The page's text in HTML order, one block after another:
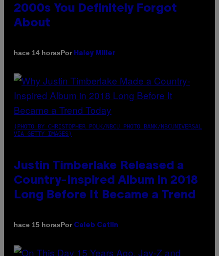
2000s You Definitely Forgot
About
hace 14 horasPor Haley Miller
(PHOTO BY CHRISTOPHER POLK/NBCU PHOTO BANK/NBCUNIVERSAL
VIA GETTY IMAGES)
Justin Timberlake Released a
Country-Inspired Album in 2018
Long Before It Became a Trend
hace 15 horasPor Caleb Catlin